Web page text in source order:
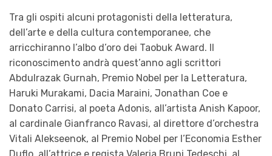
Tra gli ospiti alcuni protagonisti della letteratura,
dell’arte e della cultura contemporanee, che
arricchiranno l’albo d’oro dei Taobuk Award. Il
riconoscimento andrà quest’anno agli scrittori
Abdulrazak Gurnah, Premio Nobel per la Letteratura,
Haruki Murakami, Dacia Maraini, Jonathan Coe e
Donato Carrisi, al poeta Adonis, all’artista Anish Kapoor,
al cardinale Gianfranco Ravasi, al direttore d’orchestra
Vitali Alekseenok, al Premio Nobel per l’Economia Esther